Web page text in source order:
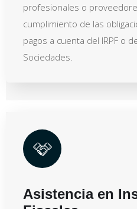
profesionales o
cumplimiento de las
pagos a cuenta del IRPF o
Sociedades.
Asistencia en